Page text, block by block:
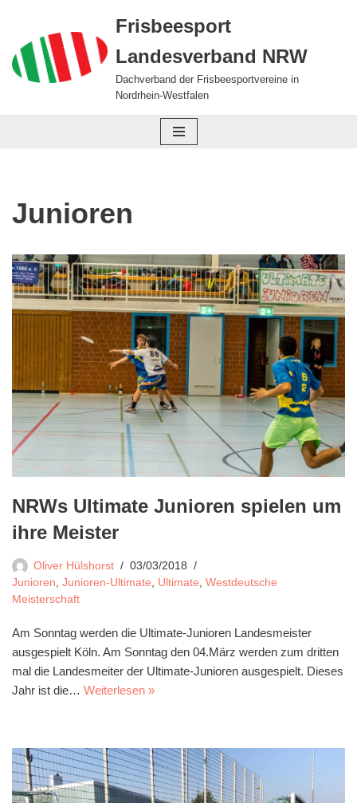
Zum
Inhalt
springen
Frisbeesport
Landesverband NRW
Dachverband der Frisbeesportvereine in
Nordrhein-Westfalen
Junioren
NRWs Ultimate Junioren spielen um
ihre Meister
Oliver Hülshorst
03/03/2018
Junioren Junioren-Ultimate Ultimate Westdeutsche
Meisterschaft
Am Sonntag werden die Ultimate-Junioren Landesmeister
ausgespielt Köln. Am Sonntag den 04.März werden zum dritten
mal die Landesmeiter der Ultimate-Junioren ausgespielt. Dieses
Jahr ist die… Weiterlesen »